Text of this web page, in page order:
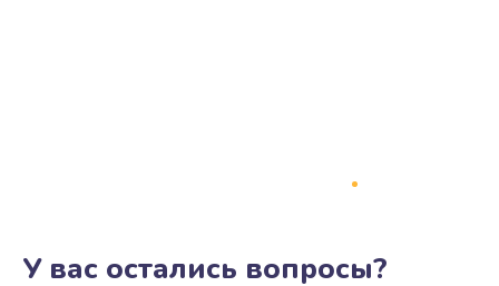
У вас остались вопросы?